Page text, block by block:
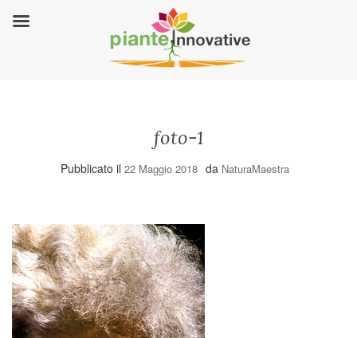
foto-1
Pubblicato il 22 Maggio 2018 da NaturaMaestra